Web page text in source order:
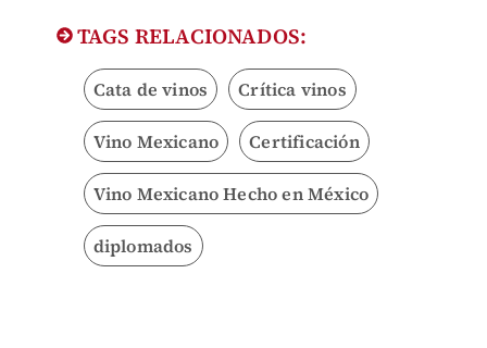
TAGS RELACIONADOS:
Cata de vinos Crítica vinos
Vino Mexicano Certificación
Vino Mexicano Hecho en México
diplomados